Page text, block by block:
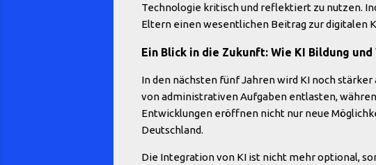
Technologie kritisch und reflektiert zu nutzen.
Eltern einen wesentlichen Beitrag zur digitalen
Ein Blick in die Zukunft: Wie KI Bildung
In den nächsten fünf Jahren wird KI noch
von administrativen Aufgaben entlasten,
Entwicklungen eröffnen nicht nur neue
Deutschland.
Die Integration von KI ist nicht mehr optional,